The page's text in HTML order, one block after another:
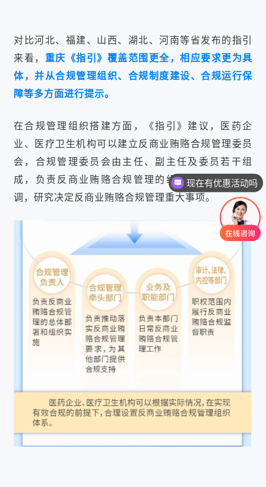
对比河北、福建、山西、湖北、河南等省发布的指引
来看， 重庆《指引》覆盖范围更全，相应要求更为具
体，并从合规管理组织、合规制度建设、合规运行保
障等多方面进行提示。
在合规管理组织搭建方面，《指引》建议，医药企
业、医疗卫生机构可以建立反商业贿赂合规管理委员
会，合规管理委员会由主任、副主任及委员若干组
成，负责反商业贿赂合规管理的组织领导和统筹协
调，研究决定反商业贿赂合规管理重大事项。
可以介绍下你们的产品么
现在有优惠活动吗